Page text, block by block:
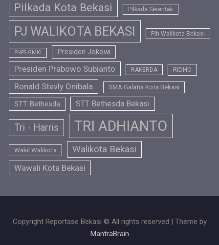
Pilkada Kota Bekasi Pilkada Serentak
PJ WALIKOTA BEKASI Plh Walikota Bekasi
PNPS GMKI Presiden Jokowi
Presiden Prabowo Subianto RAKERDA RIDHO
Ronald Stevly Onibala SMA Galatia Kota Bekasi
STT Bethesda STT Bethesda Bekasi
Tri - Harris TRI ADHIANTO
Wakil Walikota Walikota Bekasi
Wawali Kota Bekasi
Copyright Reportase Bekasi © All rights reserved | Theme by
MantraBrain